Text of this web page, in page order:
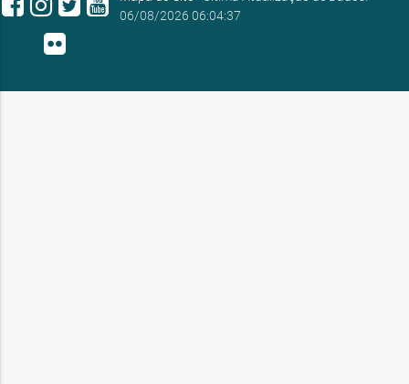
06/08/2026 06:04:37